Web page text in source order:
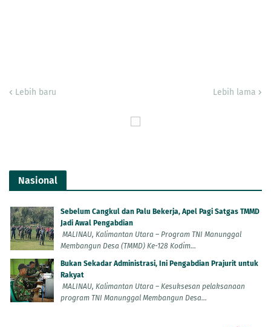
Lebih baru Lebih lama
Nasional
Sebelum Cangkul dan Palu Bekerja, Apel Pagi Satgas TMMD
Jadi Awal Pengabdian
MALINAU, Kalimantan Utara – Program TNI Manunggal
Membangun Desa (TMMD) Ke-128 Kodim...
Bukan Sekadar Administrasi, Ini Pengabdian Prajurit untuk
Rakyat
MALINAU, Kalimantan Utara – Kesuksesan pelaksanaan
program TNI Manunggal Membangun Desa...